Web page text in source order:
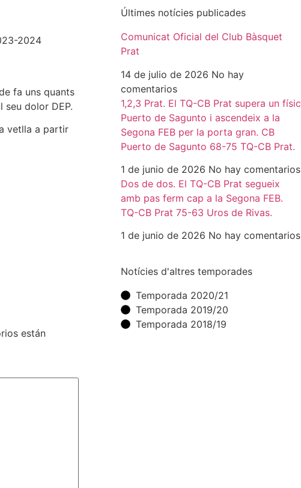
2024
fa uns quants
seu dolor DEP.
vetlla a partir
están
Últimes notícies publicades
Comunicat Oficial del Club Bàsquet
Prat
14 de julio de 2026 No hay
comentarios
1,2,3 Prat. El TQ-CB Prat supera un físic
Puerto de Sagunto i ascendeix a la
Segona FEB per la porta gran. CB
Puerto de Sagunto 68-75 TQ-CB Prat.
1 de junio de 2026 No hay comentarios
Dos de dos. El TQ-CB Prat segueix
amb pas ferm cap a la Segona FEB.
TQ-CB Prat 75-63 Uros de Rivas.
1 de junio de 2026 No hay comentarios
Notícies d'altres temporades
Temporada 2020/21
Temporada 2019/20
Temporada 2018/19